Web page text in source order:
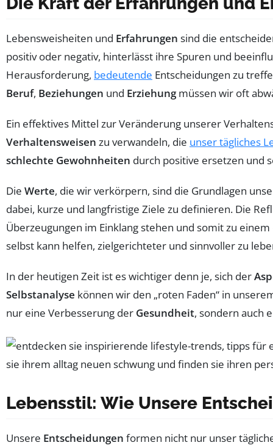
Lebensweisheiten und Erfahrungen sind die
positiv oder negativ, hinterlässt ihre Spuren und
Herausforderung, bedeutende Entscheidungen zu
Beruf, Beziehungen und Erziehungmüssen wir oft
Ein effektives Mittel zur Veränderung unserer
Verhaltensweisen zu verwandeln, die unser tägliches
schlechte Gewohnheiten durch positive ersetzen und
Die Werte, die wir verkörpern, sind die Grundlagen
dabei, kurze und langfristige Ziele zu definieren. Die
Überzeugungen im Einklang stehen und somit zu
selbst kann helfen, zielgerichteter und sinnvoller zu
In der heutigen Zeit ist es wichtiger denn je, sich der
Selbstanalyse können wir den „roten Faden“ in
nur eine Verbesserung der Gesundheit, sondern auch
Lebensstil: Wie Unsere
Unsere Entscheidungen formen nicht nur unser